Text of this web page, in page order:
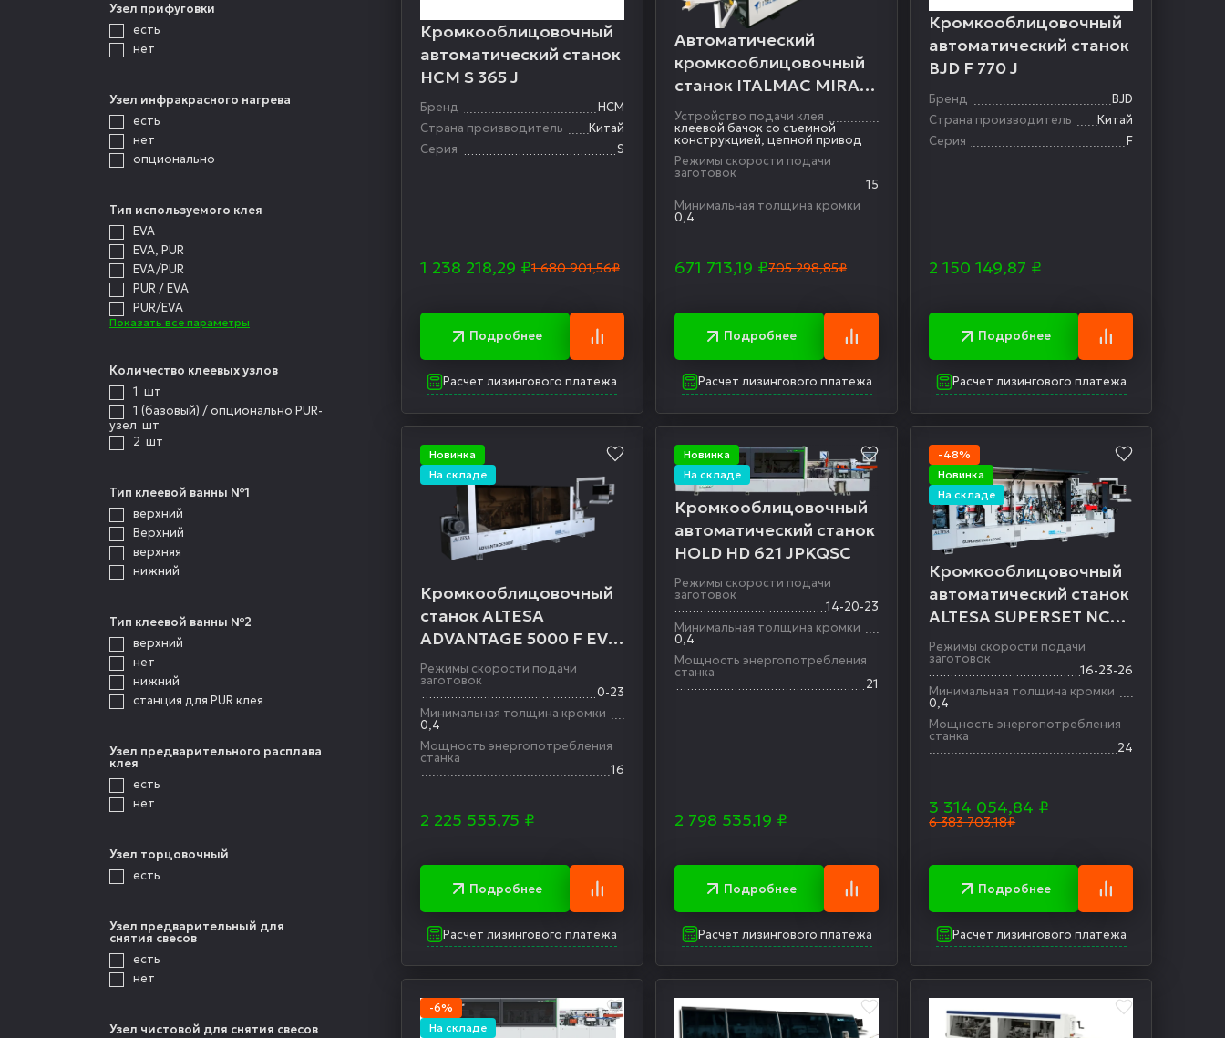
Узел прифуговки
есть
нет
Узел инфракрасного нагрева
есть
нет
опционально
Тип используемого клея
EVA
EVA, PUR
EVA/PUR
PUR / EVA
PUR/EVA
Показать все параметры
Количество клеевых узлов
1 шт
1 (базовый) / опционально PUR-
узел шт
2 шт
Тип клеевой ванны №1
верхний
Верхний
верхняя
нижний
Тип клеевой ванны №2
верхний
нет
нижний
станция для PUR клея
Узел предварительного расплава
клея
есть
нет
Узел торцовочный
есть
Узел предварительный для
снятия свесов
есть
нет
Узел чистовой для снятия свесов
Кромкооблицовочный
автоматический станок
HCM S 365 J
Бренд
HCM
Страна производитель
Китай
Серия
S
1 238 218,29 ₽1 680 901,56₽
Подробнее
Расчет лизингового платежа
Автоматический
кромкооблицовочный
станок ITALMAC MIRA 6
Eco
Устройство подачи клея
клеевой бачок со съемной
конструкцией, цепной привод
Режимы скорости подачи
заготовок
15
Минимальная толщина кромки
0,4
671 713,19 ₽705 298,85₽
Подробнее
Расчет лизингового платежа
Кромкооблицовочный
автоматический станок
BJD F 770 J
Бренд
BJD
Страна производитель
Китай
Серия
F
2 150 149,87 ₽
Подробнее
Расчет лизингового платежа
Новинка
На складе
Кромкооблицовочный
станок ALTESA
ADVANTAGE 5000 F EVO
автоматический
Режимы скорости подачи
заготовок
0-23
Минимальная толщина кромки
0,4
Мощность энергопотребления
станка
16
2 225 555,75 ₽
Подробнее
Расчет лизингового платежа
Новинка
На складе
Кромкооблицовочный
автоматический станок
HOLD HD 621 JPKQSC
Режимы скорости подачи
заготовок
14-20-23
Минимальная толщина кромки
0,4
Мощность энергопотребления
станка
21
2 798 535,19 ₽
Подробнее
Расчет лизингового платежа
-48%
Новинка
На складе
Кромкооблицовочный
автоматический станок
ALTESA SUPERSET NC
5650 RF SERVO
Режимы скорости подачи
заготовок
16-23-26
Минимальная толщина кромки
0,4
Мощность энергопотребления
станка
24
3 314 054,84 ₽
6 383 703,18₽
Подробнее
Расчет лизингового платежа
-6%
На складе